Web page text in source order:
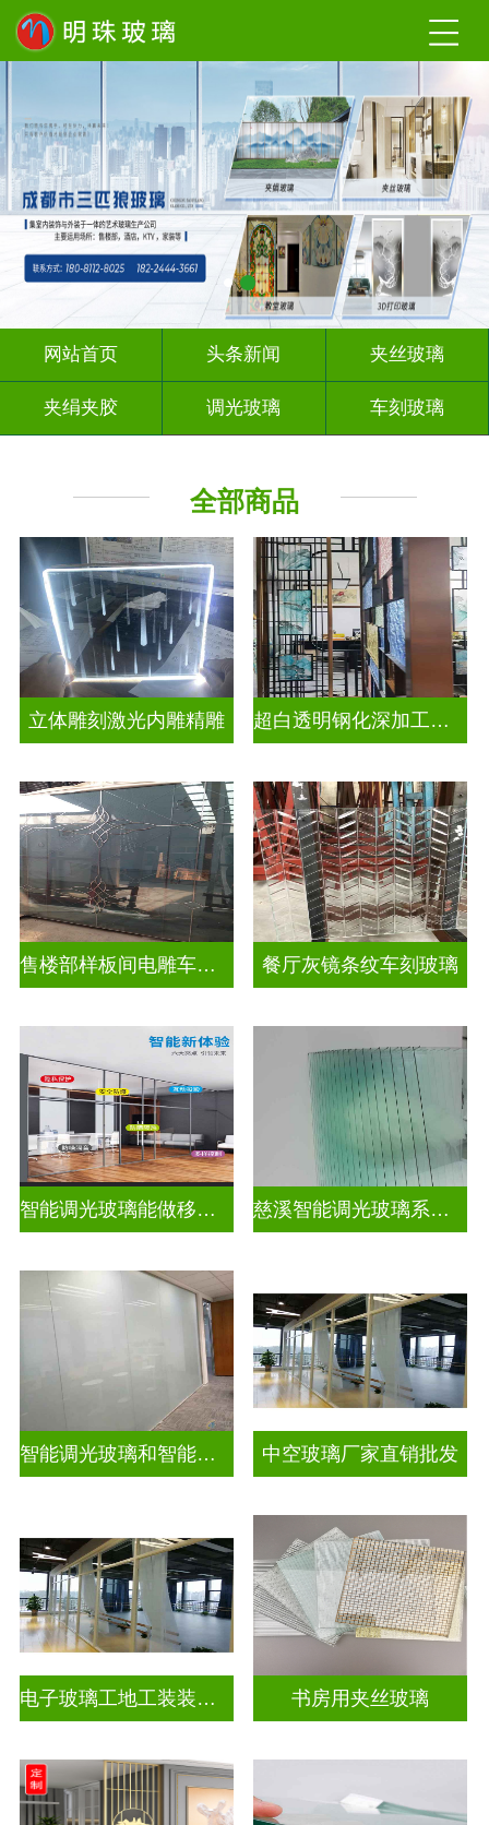
网站首页 头条新闻 夹丝玻璃
夹绢夹胶 调光玻璃 车刻玻璃
全部商品
立体雕刻激光内雕精雕 超白透明钢化深加工激光内雕发光艺术玻璃
售楼部样板间电雕车刻玻璃 餐厅灰镜条纹车刻玻璃
智能调光玻璃能做移动电源吗 慈溪智能调光玻璃系统隔断拆装
智能调光玻璃和智能智能调光玻璃电控玻璃一样吗 中空玻璃厂家直销批发
电子玻璃工地工装装饰玻璃 书房用夹丝玻璃